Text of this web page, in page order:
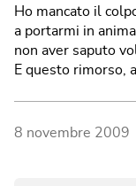
Ho mancato il
a portarmi in
non aver saputo
E questo rimorso,
8 novembre 2009